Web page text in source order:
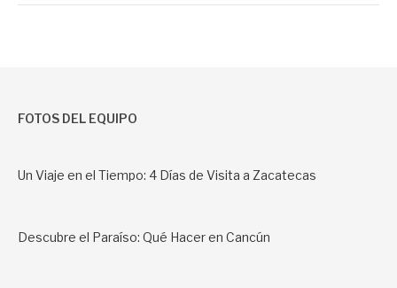
FOTOS DEL EQUIPO
Un Viaje en el Tiempo: 4 Días de Visita a Zacatecas
Descubre el Paraíso: Qué Hacer en Cancún